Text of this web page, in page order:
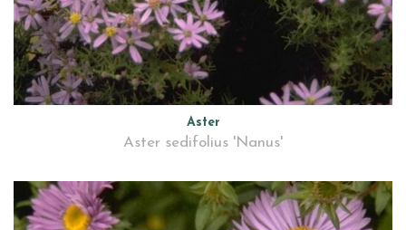
Aster
Aster sedifolius 'Nanus'